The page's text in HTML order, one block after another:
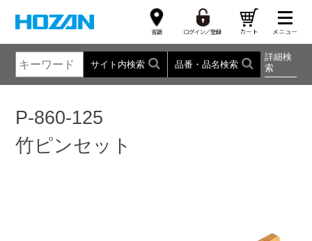
サイト内検索 品番・品名検索
詳細検
索
P-860-125
竹ピンセット